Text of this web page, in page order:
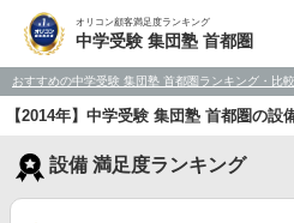
オリコン顧客満足度ランキング
中学受験 集団塾 首都圏
おすすめの中学受験 集団塾 首都圏ランキング・比較
【2014年】中学受験 集団塾 首都圏の設
設備 満足度ランキング